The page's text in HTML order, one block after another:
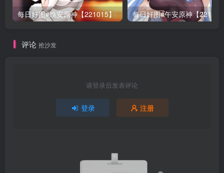
每日好图#晚安原神【221015】 每日好图#午安原神【
评论 抢沙发
请登录后发表评论
登录 注册